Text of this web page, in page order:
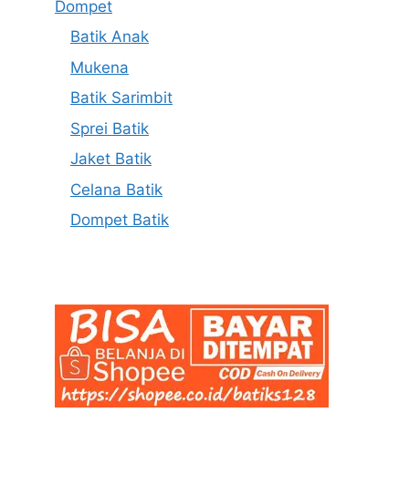
Dompet
Batik Anak
Mukena
Batik Sarimbit
Sprei Batik
Jaket Batik
Celana Batik
Dompet Batik